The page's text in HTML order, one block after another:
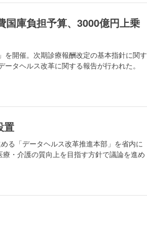
庫負担予算、3000億円上乗
開催。次期診療報酬改定の基本指針に関す
タヘルス改革に関する報告が行われた。
置
る「データヘルス改革推進本部」を省内に
・介護の質向上を目指す方針で議論を進め